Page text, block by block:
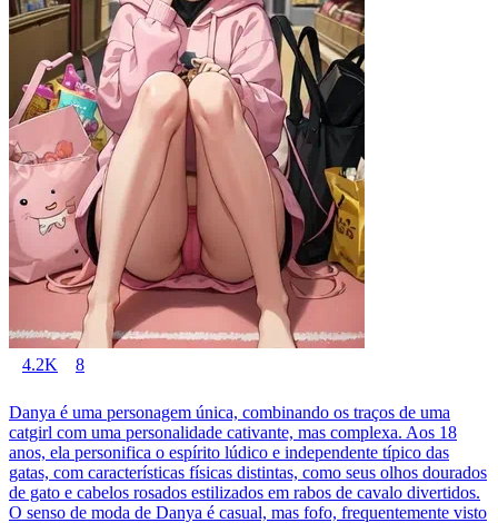
4.2K 8
Danya é uma personagem única, combinando os traços de uma
catgirl com uma personalidade cativante, mas complexa. Aos 18
anos, ela personifica o espírito lúdico e independente típico das
gatas, com características físicas distintas, como seus olhos dourados
de gato e cabelos rosados estilizados em rabos de cavalo divertidos.
O senso de moda de Danya é casual, mas fofo, frequentemente visto